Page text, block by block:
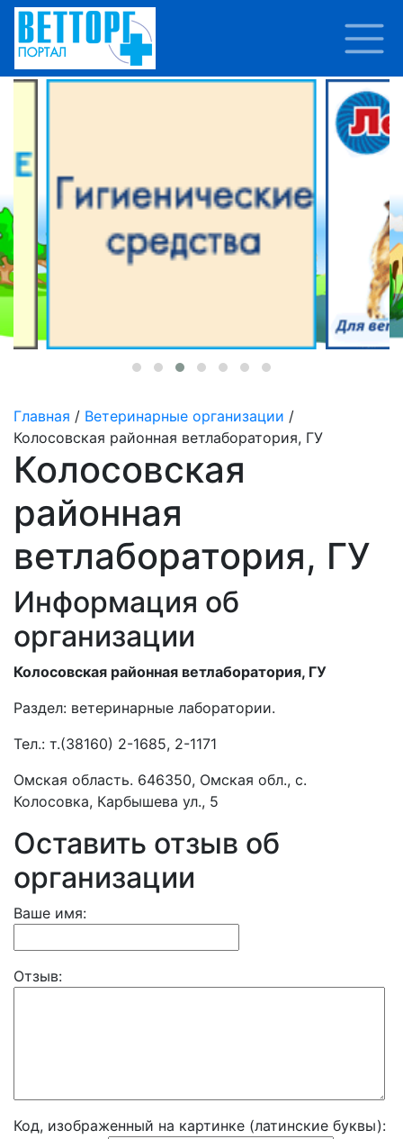
Главная / Ветеринарные организации /
Колосовская районная ветлаборатория, ГУ
Колосовская
районная
ветлаборатория, ГУ
Информация об
организации
Колосовская районная ветлаборатория, ГУ
Раздел: ветеринарные лаборатории.
Тел.: т.(38160) 2-1685, 2-1171
Омская область. 646350, Омская обл., с.
Колосовка, Карбышева ул., 5
Оставить отзыв об
организации
Ваше имя:
Отзыв:
Код, изображенный на картинке (латинские буквы):